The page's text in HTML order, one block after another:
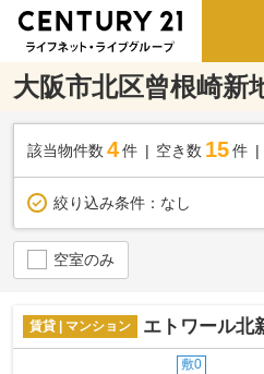
大阪市北区曾根崎新
該当物件数 4件 空き数 15 件
絞り込み条件： なし
空室のみ
賃貸 | マンション エトワール北
敷0